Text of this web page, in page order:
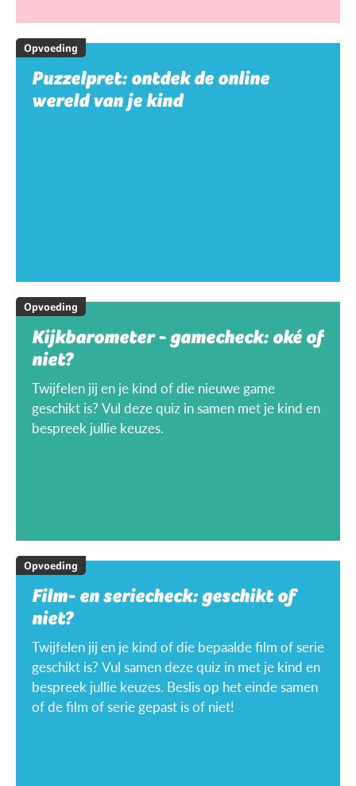
Opvoeding
Puzzelpret: ontdek de online
wereld van je kind
Opvoeding
Kijkbarometer - gamecheck: oké of
niet?
Twijfelen jij en je kind of die nieuwe game
geschikt is? Vul deze quiz in samen met je kind en
bespreek jullie keuzes.
Opvoeding
Film- en seriecheck: geschikt of
niet?
Twijfelen jij en je kind of die bepaalde film of serie
geschikt is? Vul samen deze quiz in met je kind en
bespreek jullie keuzes. Beslis op het einde samen
of de film of serie gepast is of niet!